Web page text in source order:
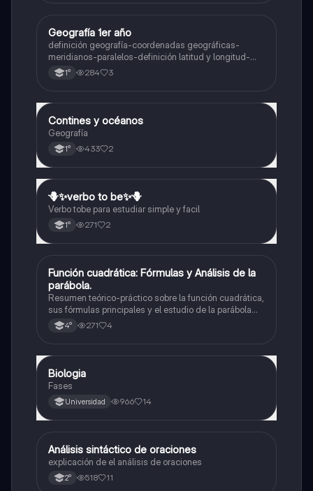
Geografía
Geografía 1er año
definición geografía-coordenadas geográficas-
meridianos-paralelos-definición latitud y longitud-
elementos del mapa-definición mapa-localización
relativa y absoluta
1° 284 3
Geografía
Contines y océanos
Geografía
1° 433 2
Inglés
🪻✨️verbo to be✨️🪻
Verbo tobe para estudiar simple y facil
1° 271 2
Matemáticas
Función cuadrática: Fórmulas y Análisis de la
parábola.
Resumen teórico-práctico sobre la función cuadrática,
sus fórmulas principales y el estudio de la parábola
como representación gráfica.Incluye desarrollo de la
forma general, cálculo de raíces, vértice y elementos
4° 271 4
Biología
Biologia
Fases
Universidad 966 14
Lengua
Análisis sintáctico de oraciones
explicación de el análisis de oraciones
2° 518 11